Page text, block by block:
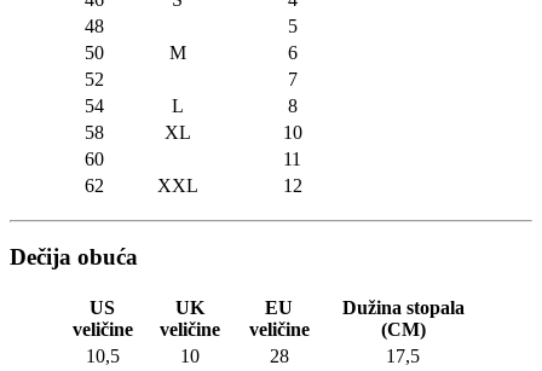
48
5
50
M
6
52
7
54
L
8
58
XL
10
60
11
62
XXL 12
Dečija obuća
US
veličine
UK
veličine
EU
veličine
Dužina stopala
(CM)
10,5
10 28
17,5